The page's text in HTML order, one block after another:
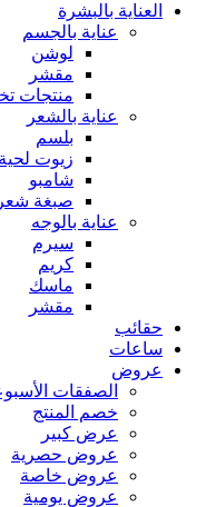
العناية بالبشرة
عناية بالجسم
لوشن
مقشر
منتجات
عناية بالشعر
بلسم
زيوت لحية
شامبو
صبغة شعر
عناية بالوجه
سيرم
كريم
ماسك
مقشر
حقائب
ساعات
عروض
الصفقات
خصم المنتج
عرض كبير
عروض حصرية
عروض خاصة
عروض يومية